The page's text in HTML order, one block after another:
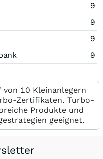
9
9
9
9
10 Kleinanlegern
Zertifikaten. Turbo-
Produkte und
geeignet.